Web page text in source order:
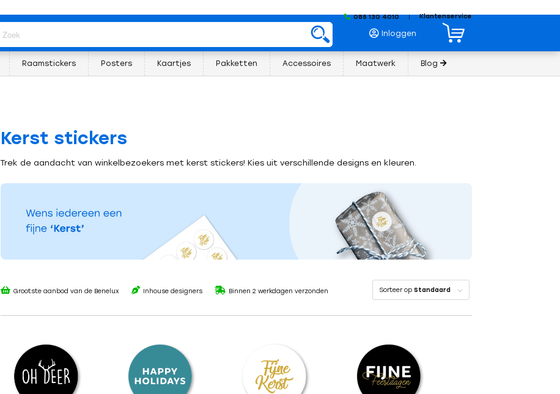
085 130 4010
| Klantenservice
Inloggen
Raamstickers Posters Kaartjes Pakketten Accessoires Maatwerk Blog
Kerst stickers
Trek de aandacht van winkelbezoekers met kerst stickers! Kies uit verschillende designs en kleuren.
Grootste aanbod van de Benelux Inhouse designers Binnen 2 werkdagen verzonden Sorteer op Standaard